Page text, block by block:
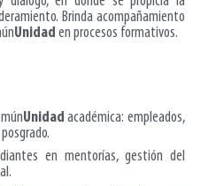
. Brinda acompañamiento
Unidad en procesos formativos.
Unidad académica: empleados,
en mentorías, gestión del